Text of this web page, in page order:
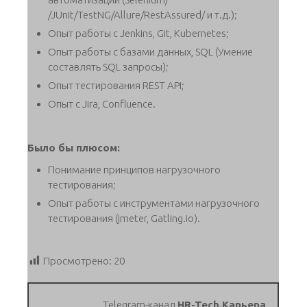
/JUnit/TestNG/Allure/RestAssured/ и т.д.);
Опыт работы с Jenkins, Git, Kubernetes;
Опыт работы с базами данных, SQL (Умение
составлять SQL запросы);
Опыт тестирования REST API;
Опыт с Jira, Confluence.
Было бы плюсом:
Понимание принципов нагрузочного
тестирования;
Опыт работы с инструментами нагрузочного
тестирования (jmeter, Gatling.io).
Просмотрено: 20
Telegram-канал HR-Tech.Карьера